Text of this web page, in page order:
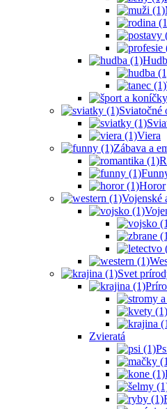
Sviatočné
Viera
Zábava a
Horor
Vojenské
Svet
Zvieratá